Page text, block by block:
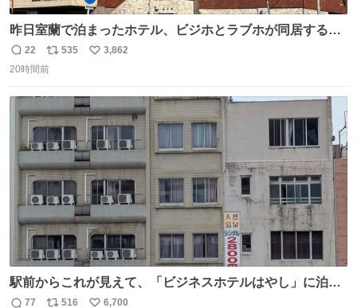
昨日室蘭で泊まったホテル、ビジホとラブホが同居する謎
形態だった。2階と3階の部屋数が異様に少ない。
返
信
22
リ
ポ
ト
数
535
い
数
3,862
20時間前
駅前からこれが見えて、「ビジネスホテルはやし」に泊ま
らなかったことを激しく後悔している
77 516 6,700